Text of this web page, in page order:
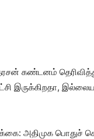
கண்​டனம்
இருக்​கிற​தா,
அதி​முக பொதுச்